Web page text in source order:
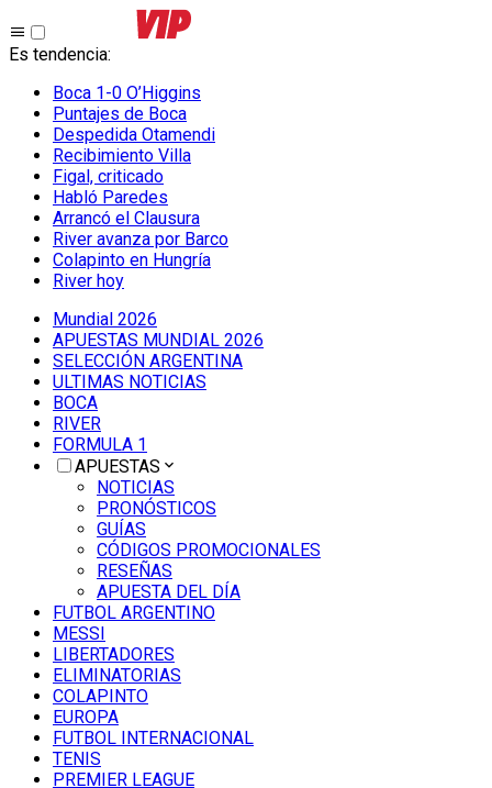
Es tendencia:
Boca 1-0 O’Higgins
Puntajes de Boca
Despedida Otamendi
Recibimiento Villa
Figal, criticado
Habló Paredes
Arrancó el Clausura
River avanza por Barco
Colapinto en Hungría
River hoy
Mundial 2026
APUESTAS MUNDIAL 2026
SELECCIÓN ARGENTINA
ULTIMAS NOTICIAS
BOCA
RIVER
FORMULA 1
APUESTAS
NOTICIAS
PRONÓSTICOS
GUÍAS
CÓDIGOS PROMOCIONALES
RESEÑAS
APUESTA DEL DÍA
FUTBOL ARGENTINO
MESSI
LIBERTADORES
ELIMINATORIAS
COLAPINTO
EUROPA
FUTBOL INTERNACIONAL
TENIS
PREMIER LEAGUE